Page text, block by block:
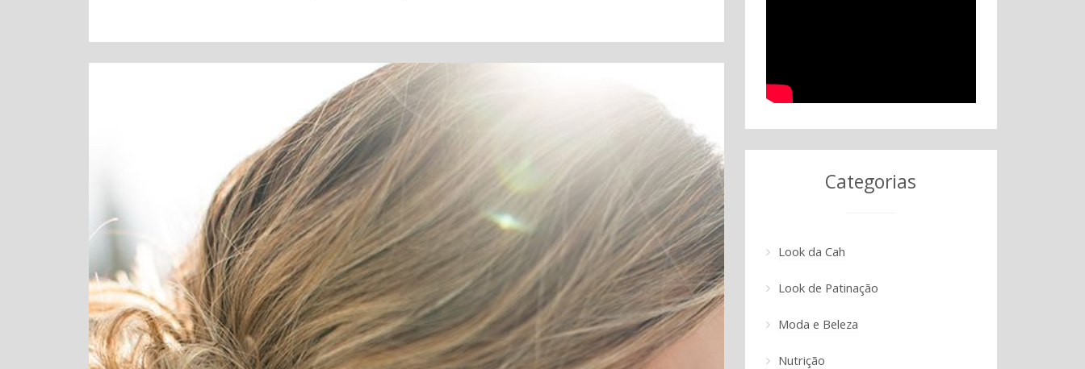
Categorias
Look da Cah
Look de Patinação
Moda e Beleza
Nutrição